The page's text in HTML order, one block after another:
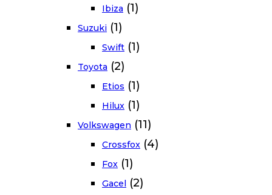
Ibiza (1)
Suzuki (1)
Swift (1)
Toyota (2)
Etios (1)
Hilux (1)
Volkswagen (11)
Crossfox (4)
Fox (1)
Gacel (2)